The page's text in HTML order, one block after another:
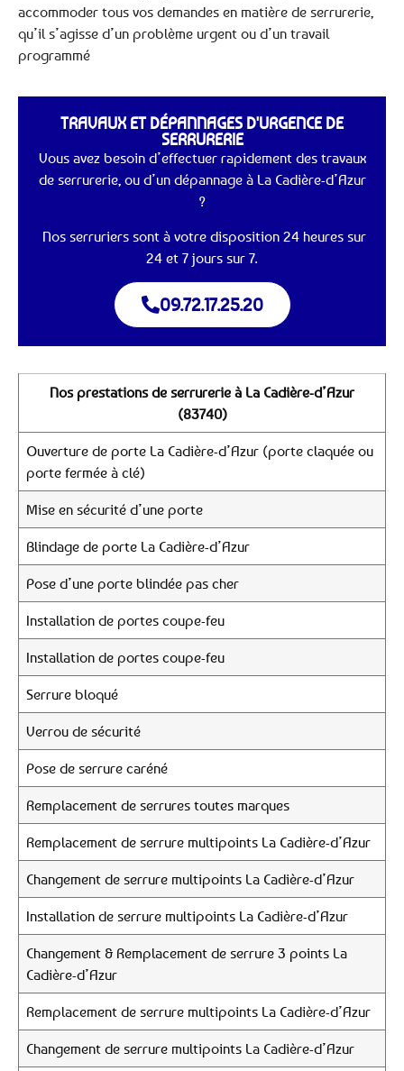
accommoder tous vos demandes en matière de serrurerie,
qu’il s’agisse d’un problème urgent ou d’un travail
programmé
TRAVAUX ET DÉPANNAGES D'URGENCE DE
SERRURERIE
Vous avez besoin d’effectuer rapidement des travaux
de serrurerie, ou d’un dépannage à La Cadière-d’Azur
?
Nos serruriers sont à votre disposition 24 heures sur
24 et 7 jours sur 7.
09.72.17.25.20
Nos prestations de serrurerie à La Cadière-d’Azur
(83740)
Ouverture de porte La Cadière-d’Azur (porte claquée ou
porte fermée à clé)
Mise en sécurité d’une porte
Blindage de porte La Cadière-d’Azur
Pose d’une porte blindée pas cher
Installation de portes coupe-feu
Installation de portes coupe-feu
Serrure bloqué
Verrou de sécurité
Pose de serrure caréné
Remplacement de serrures toutes marques
Remplacement de serrure multipoints La Cadière-d’Azur
Changement de serrure multipoints La Cadière-d’Azur
Installation de serrure multipoints La Cadière-d’Azur
Changement & Remplacement de serrure 3 points La
Cadière-d’Azur
Remplacement de serrure multipoints La Cadière-d’Azur
Changement de serrure multipoints La Cadière-d’Azur